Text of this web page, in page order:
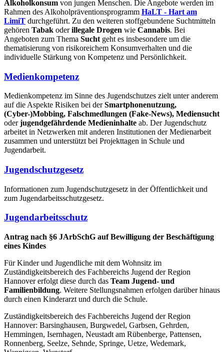
Alkoholkonsum von jungen Menschen. Die Angebote werden im
Rahmen des Alkoholpräventionsprogramm HaLT - Hart am
LimiT durchgeführt. Zu den weiteren stoffgebundene Suchtmitteln
gehören Tabak oderillegale Drogen wie Cannabis. Bei
Angeboten zum Thema Sucht geht es insbesondere um die
thematisierung von risikoreichem Konsumverhalten und die
individuelle Stärkung von Kompetenz und Persönlichkeit.
Medienkompetenz
Medienkompetenz im Sinne des Jugendschutzes zielt unter anderem
auf die Aspekte Risiken bei derSmartphonenutzung,
(Cyber-)Mobbing, Falschmedlungen (Fake-News), Mediensucht
oderjugendgefährdende Medieninhalte ab. Der Jugendschutz
arbeitet in Netzwerken mit anderen Institutionen der Medienarbeit
zusammen und unterstützt bei Projekttagen in Schule und
Jugendarbeit.
Jugendschutzgesetz
Informationen zum Jugendschutzgesetz in der Öffentlichkeit und
zum Jugendarbeitsschutzgesetz.
Jugendarbeitsschutz
Antrag nach §6 JArbSchG auf Bewilligung der Beschäftigung
eines Kindes
Für Kinder und Jugendliche mit dem Wohnsitz im
Zuständigkeitsbereich des Fachbereichs Jugend der Region
Hannover erfolgt diese durch das Team Jugend- und
Familienbildung. Weitere Stellungsnahmen erfolgen darüber hinaus
durch einen Kinderarzt und durch die Schule.
Zuständigkeitsbereich des Fachbereichs Jugend der Region
Hannover: Barsinghausen, Burgwedel, Garbsen, Gehrden,
Hemmingen, Isernhagen, Neustadt am Rübenberge, Pattensen,
Ronnenberg, Seelze, Sehnde, Springe, Uetze, Wedemark,